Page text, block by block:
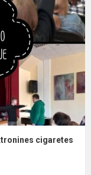
cigaretes